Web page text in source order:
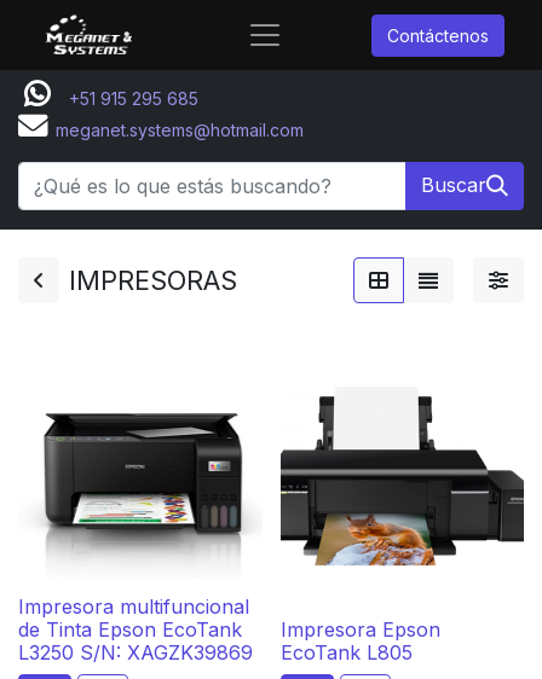
Contáctenos
+51 915 295 685
meganet.systems@hotmail.com
Buscar
IMPRESORAS
Impresora multifuncional
de Tinta Epson EcoTank
L3250 S/N: XAGZK39869
Impresora Epson
EcoTank L805